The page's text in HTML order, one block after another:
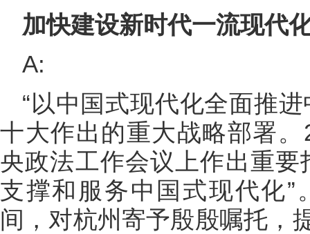
加快建设新时代一流现代
A:
“以中国式现代化全面推
十大作出的重大战略部署
央政法工作会议上作出重
支撑和服务中国式现代化
间，对杭州寄予殷殷嘱托，